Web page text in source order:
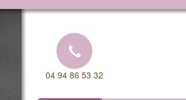
04 94 86 53 32